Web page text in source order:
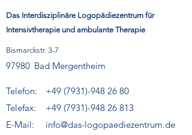
Das Interdisziplinäre Logopädiezentrum für
Intensivtherapie und ambulante Therapie
Bismarckstr. 3-7
97980 Bad Mergentheim
Telefon:
+49 (7931)-948 26 80
Telefax:
+49 (7931)-948 26 813
E-Mail:
info@das-logopaediezentrum.de